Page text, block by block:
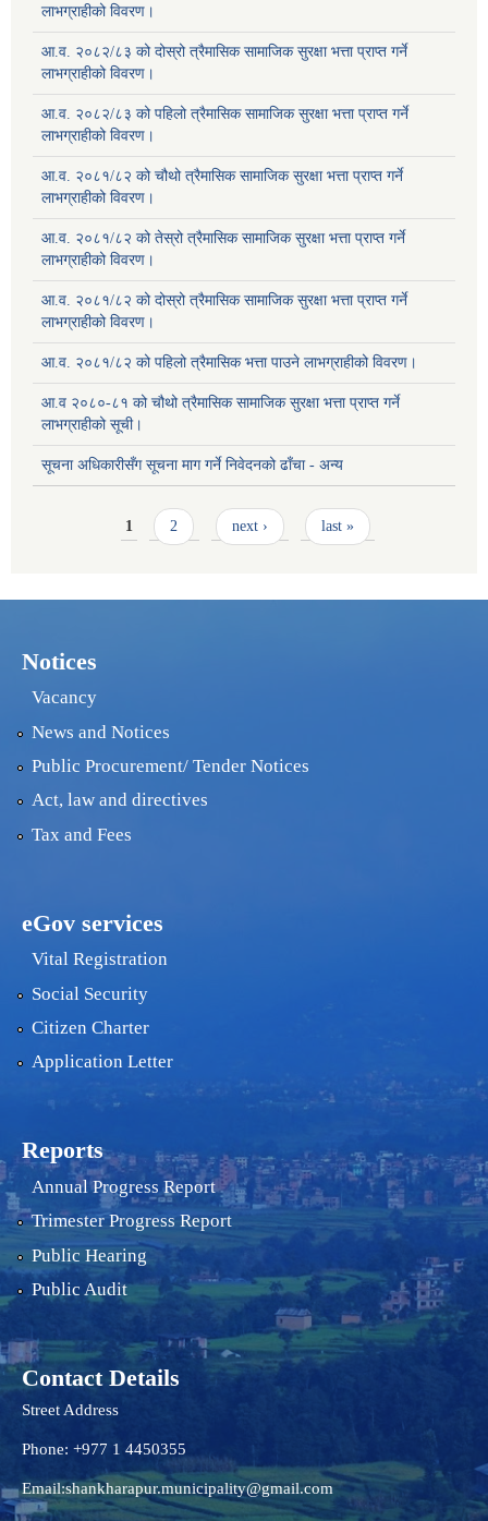
लाभग्राहीको विवरण।
आ.व. २०८२/८३ को दोस्रो त्रैमासिक सामाजिक सुरक्षा भत्ता प्राप्त गर्ने
लाभग्राहीको विवरण।
आ.व. २०८२/८३ को पहिलो त्रैमासिक सामाजिक सुरक्षा भत्ता प्राप्त गर्ने
लाभग्राहीको विवरण।
आ.व. २०८१/८२ को चौथो त्रैमासिक सामाजिक सुरक्षा भत्ता प्राप्त गर्ने
लाभग्राहीको विवरण।
आ.व. २०८१/८२ को तेस्रो त्रैमासिक सामाजिक सुरक्षा भत्ता प्राप्त गर्ने
लाभग्राहीको विवरण।
आ.व. २०८१/८२ को दोस्रो त्रैमासिक सामाजिक सुरक्षा भत्ता प्राप्त गर्ने
लाभग्राहीको विवरण।
आ.व. २०८१/८२ को पहिलो त्रैमासिक भत्ता पाउने लाभग्राहीको विवरण।
आ.व २०८०-८१ को चौथो त्रैमासिक सामाजिक सुरक्षा भत्ता प्राप्त गर्ने
लाभग्राहीको सूची।
सूचना अधिकारीसँग सूचना माग गर्ने निवेदनको ढाँचा - अन्य
1 2 next › last »
Notices
Vacancy
News and Notices
Public Procurement/ Tender Notices
Act, law and directives
Tax and Fees
eGov services
Vital Registration
Social Security
Citizen Charter
Application Letter
Reports
Annual Progress Report
Trimester Progress Report
Public Hearing
Public Audit
Contact Details
Street Address
Phone: +977 1 4450355
Email:shankharapur.municipality@gmail.com